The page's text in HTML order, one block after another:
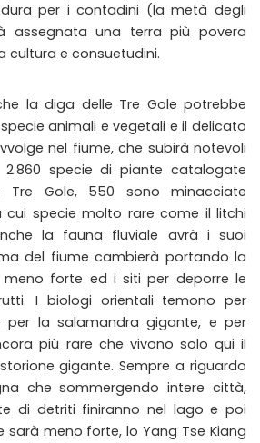
per i contadini (la metà degli
assegnata una terra più povera
cultura e consuetudini.
la diga delle Tre Gole potrebbe
animali e vegetali e il delicato
nel fiume, che subirà notevoli
2.860 specie di piante catalogate
Tre Gole, 550 sono minacciate
cui specie molto rare come il litchi
la fauna fluviale avrà i suoi
del fiume cambierà portando la
meno forte ed i siti per deporre le
I biologi orientali temono per
per la salamandra gigante, e per
più rare che vivono solo qui il
gigante. Sempre a riguardo
che sommergendo intere città,
di detriti finiranno nel lago e poi
sarà meno forte, lo Yang Tse Kiang